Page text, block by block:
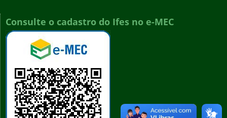
Consulte o cadastro do Ifes no e-MEC